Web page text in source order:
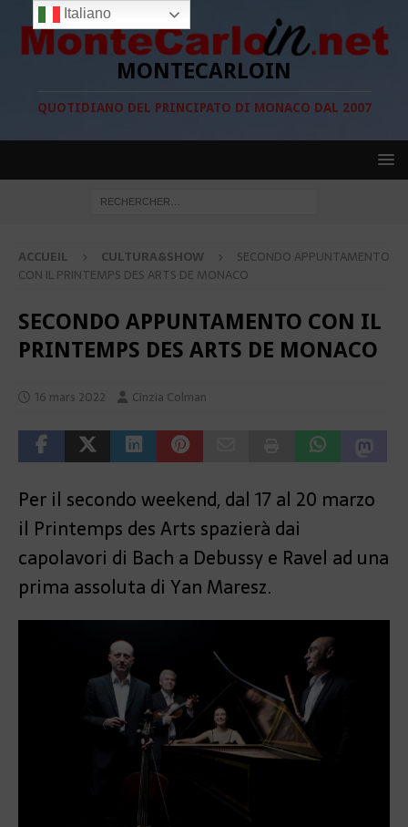
MONTECARLOIN
QUOTIDIANO DEL PRINCIPATO DI MONACO DAL 2007
ACCUEIL CULTURA&SHOW
SECONDO APPUNTAMENTO
CON IL PRINTEMPS DES ARTS DE MONACO
SECONDO APPUNTAMENTO CON IL
PRINTEMPS DES ARTS DE MONACO
16 mars 2022 Cinzia Colman
Per il secondo weekend, dal 17 al 20 marzo
il Printemps des Arts spazierà dai
capolavori di Bach a Debussy e Ravel ad una
prima assoluta di Yan Maresz.
Italiano